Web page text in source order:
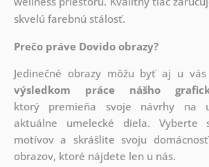
skvelú farebnú stálosť.
Prečo práve Dovido obrazy?
Jedinečné obrazy môžu byť aj u vás
výsledkom práce nášho
ktorý premieňa svoje návrhy na
aktuálne umelecké diela. Vyberte
motívov a skrášlite svoju
obrazov, ktoré nájdete len u nás.